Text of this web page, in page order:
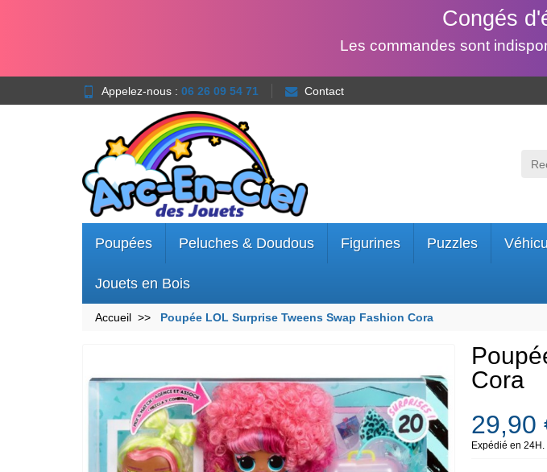
Congés
Les commandes sont
Appelez-nous : 06 26 09 54 71 Contact
Poupées Peluches & Doudous Figurines Puzzles
Jouets en Bois
Accueil Poupée LOL Surprise Tweens Swap Fashion Cora
Cora
Expédié en 24H.